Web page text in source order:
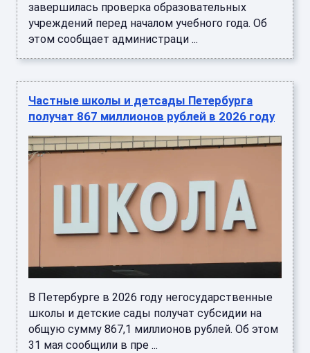
завершилась проверка образовательных
учреждений перед началом учебного года. Об
этом сообщает администраци ...
Частные школы и детсады Петербурга
получат 867 миллионов рублей в 2026 году
В Петербурге в 2026 году негосударственные
школы и детские сады получат субсидии на
общую сумму 867,1 миллионов рублей. Об этом
31 мая сообщили в пре ...